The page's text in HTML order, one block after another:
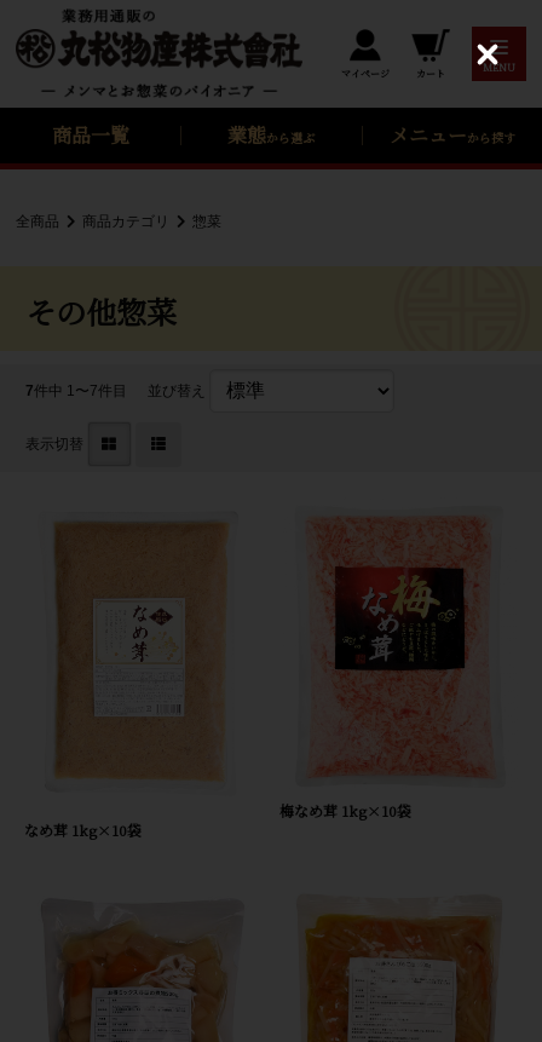
マイページ カート MENU
商品一覧 業態から選ぶ メニューから探す
全商品 商品カテゴリ 惣菜
その他惣菜
7件中 1〜7件目 並び替え
表示切替
なめ茸 1kg×10袋
梅なめ茸 1kg×10袋
C
l
e